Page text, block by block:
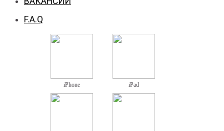
F.A.Q
iPhone iPad